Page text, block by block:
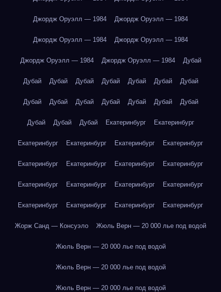
Джордж Оруэлл — 1984 Джордж Оруэлл — 1984
Джордж Оруэлл — 1984 Джордж Оруэлл — 1984
Джордж Оруэлл — 1984 Джордж Оруэлл — 1984 Дубай
Дубай Дубай Дубай Дубай Дубай Дубай Дубай
Дубай Дубай Дубай Дубай Дубай Дубай Дубай
Дубай Дубай Дубай Екатеринбург Екатеринбург
Екатеринбург Екатеринбург Екатеринбург Екатеринбург
Екатеринбург Екатеринбург Екатеринбург Екатеринбург
Екатеринбург Екатеринбург Екатеринбург Екатеринбург
Екатеринбург Екатеринбург Екатеринбург Екатеринбург
Жорж Санд — Консуэло Жюль Верн — 20 000 лье под водой
Жюль Верн — 20 000 лье под водой
Жюль Верн — 20 000 лье под водой
Жюль Верн — 20 000 лье под водой